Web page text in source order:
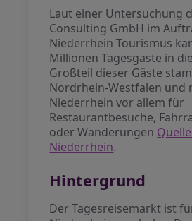
Laut einer Untersuchung
Consulting GmbH im
Niederrhein Tourismus
Millionen Tagesgäste in
Großteil dieser Gäste
Nordrhein-Westfalen und
Niederrhein vor allem für
Restaurantbesuche,
oder Wanderungen
Niederrhein.
Hintergrund
Der Tagesreisemarkt ist